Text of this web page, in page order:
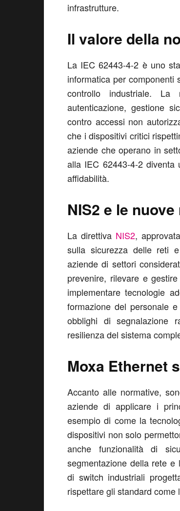
infrastrutture.
Il valore della
La IEC 62443-4-2 è uno
informatica per componenti
controllo industriale.
autenticazione, gestione
contro accessi non
che i dispositivi critici
aziende che operano in
alla IEC 62443-4-2 diventa
affidabilità.
NIS2 e le
La direttiva NIS2,
sulla sicurezza delle reti
aziende di settori
prevenire, rilevare e
implementare tecnologie
formazione del personale
obblighi di segnalazione
resilienza del sistema
Moxa Ethernet
Accanto alle normative,
aziende di applicare i
esempio di come la
dispositivi non solo
anche funzionalità di
segmentazione della rete e
di switch industriali
rispettare gli standard